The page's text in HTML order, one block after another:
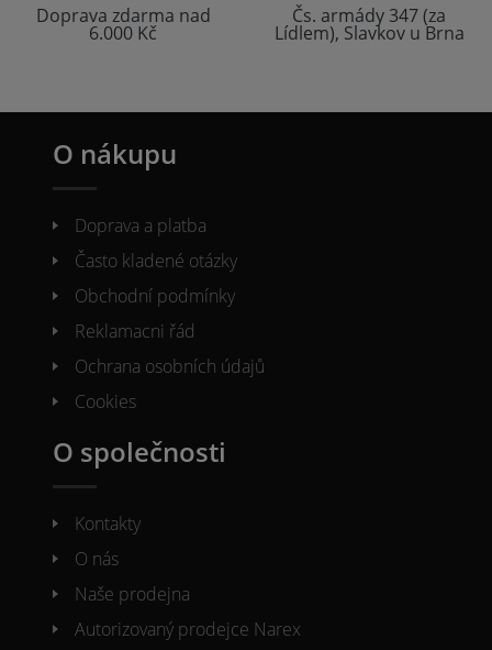
Doprava zdarma nad
6.000 Kč
Čs. armády 347 (za
Lídlem), Slavkov u Brna
O nákupu
Doprava a platba
Často kladené otázky
Obchodní podmínky
Reklamacni řád
Ochrana osobních údajů
Cookies
O společnosti
Kontakty
O nás
Naše prodejna
Autorizovaný prodejce Narex